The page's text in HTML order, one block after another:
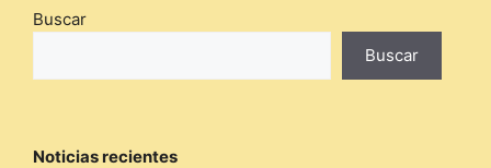
Buscar
Buscar
Noticias recientes